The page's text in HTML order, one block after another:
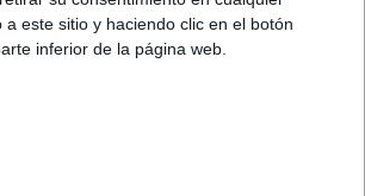
a este sitio y haciendo clic en el botón
inferior de la página web.
de cinc de la tarda, hi va haver
amb una dotzena de